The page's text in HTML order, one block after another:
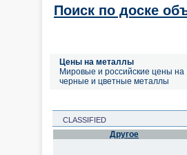
Поиск по доске
Цены на металлы
Мировые и российские цены на
черные и цветные металлы
CLASSIFIED
Другое